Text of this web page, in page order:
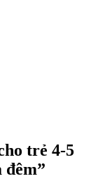
trẻ 4-5
đêm”